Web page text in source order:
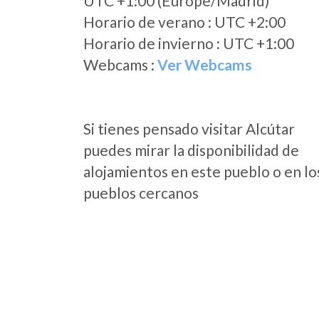
Horario de verano : UTC +2:00
Horario de invierno : UTC +1:00
Webcams : Ver Webcams
Si tienes pensado visitar Alcútar
puedes mirar la disponibilidad de
alojamientos en este pueblo o en
pueblos cercanos